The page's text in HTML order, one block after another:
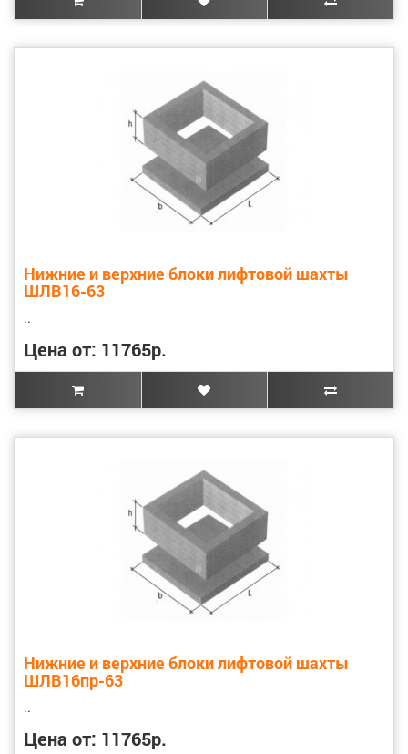
Нижние и верхние блоки лифтовой шахты
ШЛВ16-63
..
Цена от: 11765р.
Нижние и верхние блоки лифтовой шахты
ШЛВ16пр-63
..
Цена от: 11765р.